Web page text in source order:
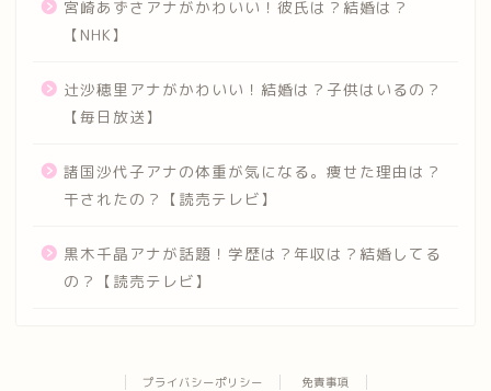
宮崎あずさアナがかわいい！彼氏は？結婚は？
【NHK】
辻沙穂里アナがかわいい！結婚は？子供はいるの？
【毎日放送】
諸国沙代子アナの体重が気になる。痩せた理由は？
干されたの？【読売テレビ】
黒木千晶アナが話題！学歴は？年収は？結婚してる
の？【読売テレビ】
プライバシーポリシー 免責事項